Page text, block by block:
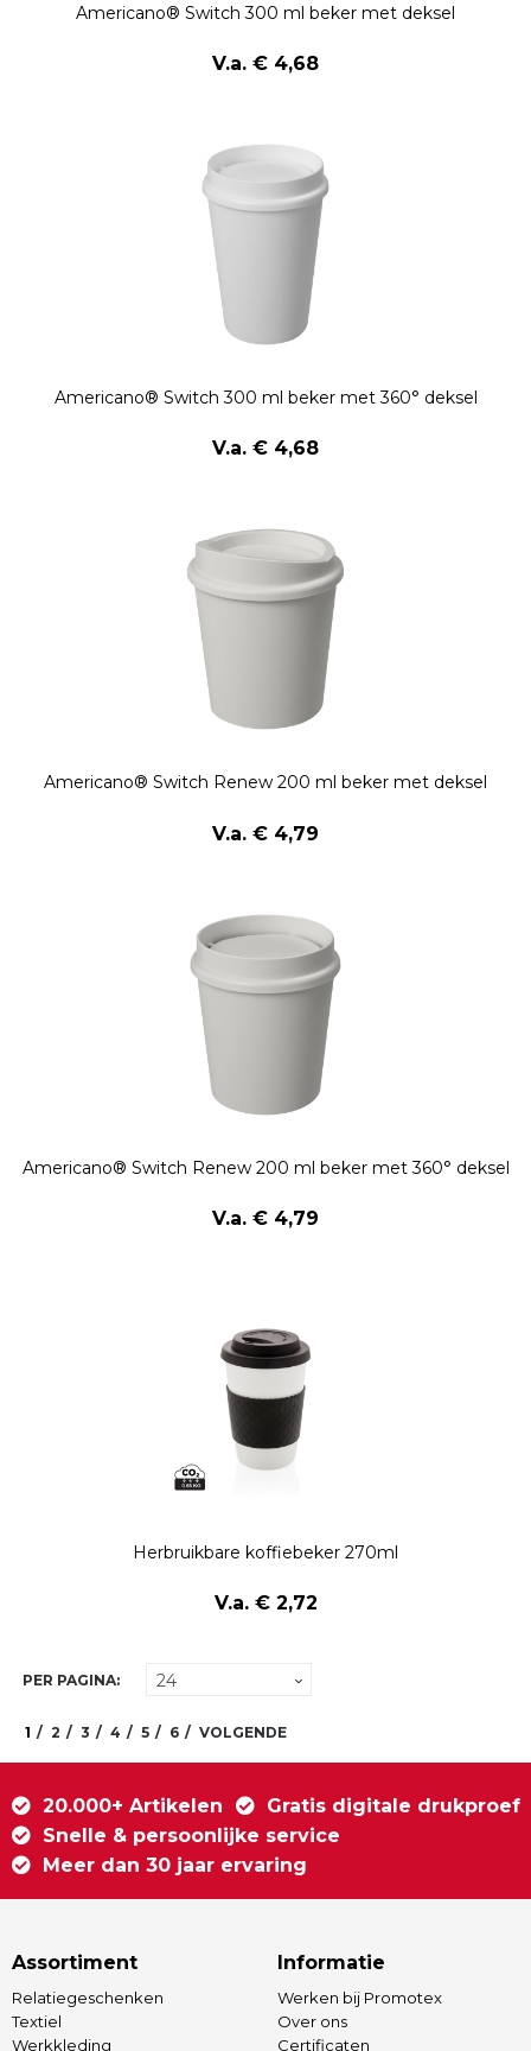
Americano® Switch 300 ml beker met deksel
V.a. € 4,68
Americano® Switch 300 ml beker met 360° deksel
V.a. € 4,68
Americano® Switch Renew 200 ml beker met deksel
V.a. € 4,79
Americano® Switch Renew 200 ml beker met 360° deksel
V.a. € 4,79
Herbruikbare koffiebeker 270ml
V.a. € 2,72
PER PAGINA:
1 2 3 4 5 6 VOLGENDE
20.000+ Artikelen
Gratis digitale drukproef
Snelle & persoonlijke service
Meer dan 30 jaar ervaring
Assortiment
Relatiegeschenken
Textiel
Werkkleding
Informatie
Werken bij Promotex
Over ons
Certificaten